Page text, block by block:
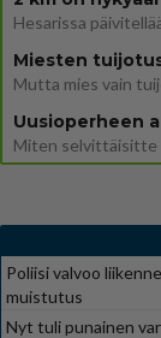
Miesten
Poliisi valvoo
muistutus
Nyt tuli punainen